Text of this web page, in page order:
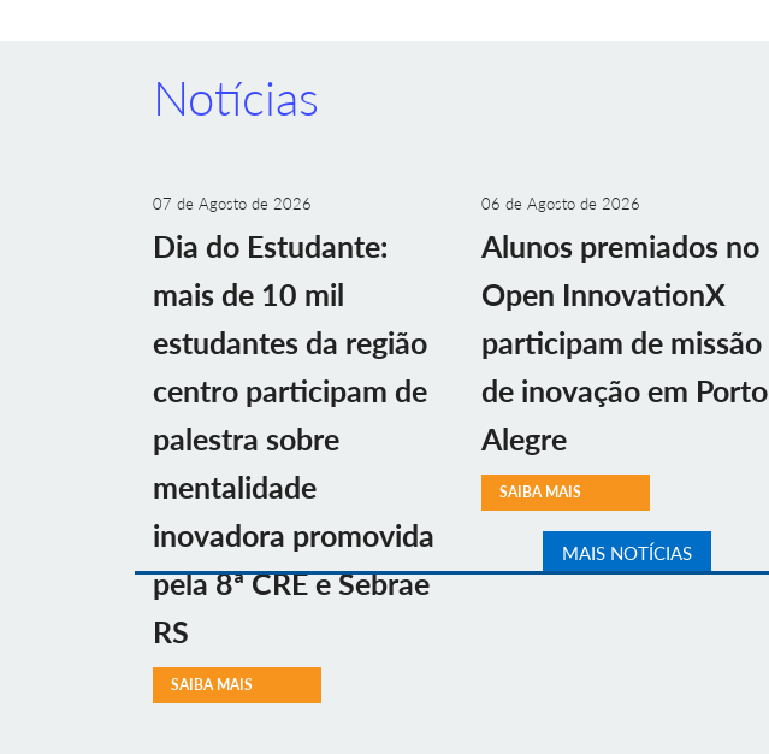
Notícias
07 de Agosto de 2026
Dia do Estudante:
mais de 10 mil
estudantes da região
centro participam de
palestra sobre
mentalidade
inovadora promovida
pela 8ª CRE e Sebrae
RS
SAIBA MAIS
06 de Agosto de 2026
Alunos premiados no
Open InnovationX
participam de missão
de inovação em Porto
Alegre
SAIBA MAIS
MAIS NOTÍCIAS